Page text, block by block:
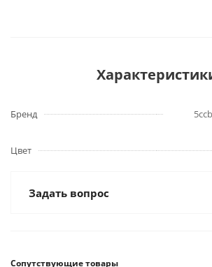
Бренд
Цвет
Задать вопрос
Сопутствующие товары